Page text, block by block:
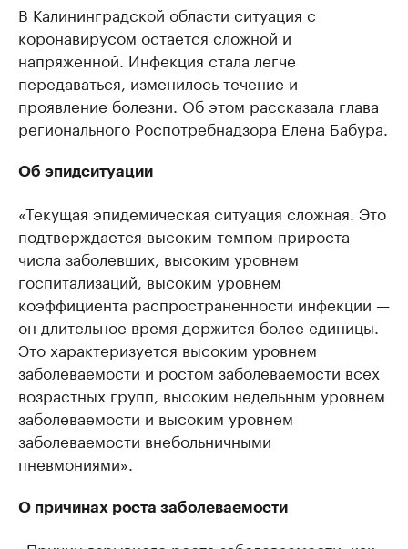
В Калининградской области ситуация с
коронавирусом остается сложной и
напряженной. Инфекция стала легче
передаваться, изменилось течение и
проявление болезни. Об этом рассказала глава
регионального Роспотребнадзора Елена Бабура.
Об эпидситуации
«Текущая эпидемическая ситуация сложная. Это
подтверждается высоким темпом прироста
числа заболевших, высоким уровнем
госпитализаций, высоким уровнем
коэффициента распространенности инфекции —
он длительное время держится более единицы.
Это характеризуется высоким уровнем
заболеваемости и ростом заболеваемости всех
возрастных групп, высоким недельным уровнем
заболеваемости и высоким уровнем
заболеваемости внебольничными
пневмониями».
О причинах роста заболеваемости